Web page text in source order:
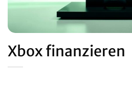
Xbox finanzieren